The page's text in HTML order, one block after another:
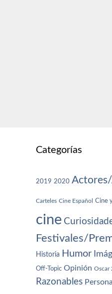
Categorías
2019 2020
Carteles Cine Español Cine
cine
Festivales/
Historia Humor
Off-Topic Opinión Oscar
Razonables